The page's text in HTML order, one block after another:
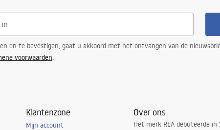
en te bevestigen, gaat u akkoord met het ontvangen van de
voorwaarden.
Klantenzone
Mijn account
Over ons
Het merk REA debuteerde in